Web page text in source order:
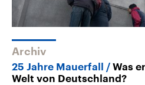
Archiv
25 Jahre Mauerfall
Was
Welt von Deutschland?